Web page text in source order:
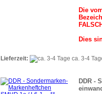
Die
Dies
Lieferzeit: ca. 3-4
DDR -